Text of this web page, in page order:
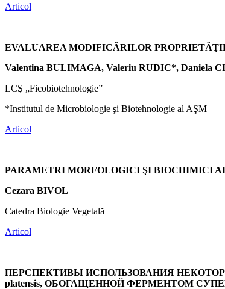
Articol
EVALUAREA MODIFICĂRILOR
Valentina BULIMAGA, Valeriu RUDIC*, Daniela
LCŞ „Ficobiotehnologie”
*Institutul de Microbiologie şi Biotehnologie al AŞM
Articol
PARAMETRI MORFOLOGICI ŞI BIOCHIMICI
Cezara BIVOL
Catedra Biologie Vegetală
Articol
ПЕРСПЕКТИВЫ ИСПОЛЬЗОВАНИЯ
platensis, ОБОГАЩЕННОЙ ФЕРМЕНТОМ